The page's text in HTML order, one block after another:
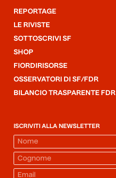
REPORTAGE
LE RIVISTE
SOTTOSCRIVI SF
SHOP
FIORDIRISORSE
OSSERVATORI DI SF/FDR
BILANCIO TRASPARENTE FDR
ISCRIVITI ALLA NEWSLETTER